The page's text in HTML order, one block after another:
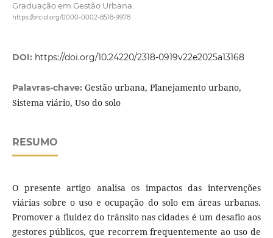
Graduação em Gestão Urbana.
https://orcid.org/0000-0002-8518-9978
DOI: https://doi.org/10.24220/2318-0919v22e2025a13168
Palavras-chave: Gestão urbana, Planejamento urbano,
Sistema viário, Uso do solo
RESUMO
O presente artigo analisa os impactos das intervenções
viárias sobre o uso e ocupação do solo em áreas urbanas.
Promover a fluidez do trânsito nas cidades é um desafio aos
gestores públicos, que recorrem frequentemente ao uso de